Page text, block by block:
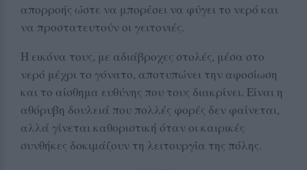
απορροής ώστε να μπορέσει να φύγει το νερό και
να προστατευτούν οι γειτονιές.
Η εικόνα τους, με αδιάβροχες στολές, μέσα στο
νερό μέχρι το γόνατο, αποτυπώνει την αφοσίωση
και το αίσθημα ευθύνης που τους διακρίνει. Είναι η
αθόρυβη δουλειά που πολλές φορές δεν φαίνεται,
αλλά γίνεται καθοριστική όταν οι καιρικές
συνθήκες δοκιμάζουν τη λειτουργία της πόλης.